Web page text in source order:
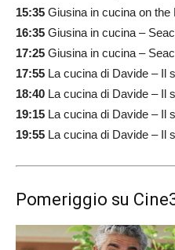
15:35 Giusina in cucina on the
16:35 Giusina in cucina –
17:25 Giusina in cucina –
17:55 La cucina di Davide – Il
18:40 La cucina di Davide – Il
19:15 La cucina di Davide – Il
19:55 La cucina di Davide – Il
Pomeriggio su